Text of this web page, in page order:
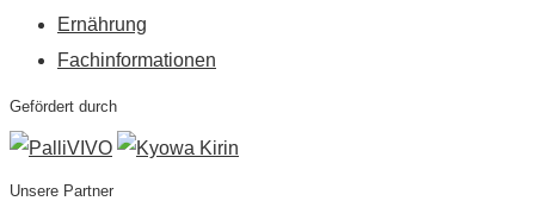
Ernährung
Fachinformationen
Gefördert durch
Unsere Partner